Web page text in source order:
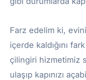
Farz edelim ki,
içerde kaldığını
çilingiri hizmetimiz
ulaşıp kapınızı